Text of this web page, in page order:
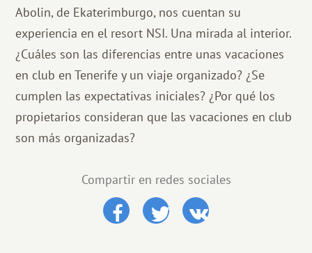
Abolin, de Ekaterimburgo, nos cuentan su
experiencia en el resort NSI. Una mirada al interior.
¿Cuáles son las diferencias entre unas vacaciones
en club en Tenerife y un viaje organizado? ¿Se
cumplen las expectativas iniciales? ¿Por qué los
propietarios consideran que las vacaciones en club
son más organizadas?
Compartir en redes sociales